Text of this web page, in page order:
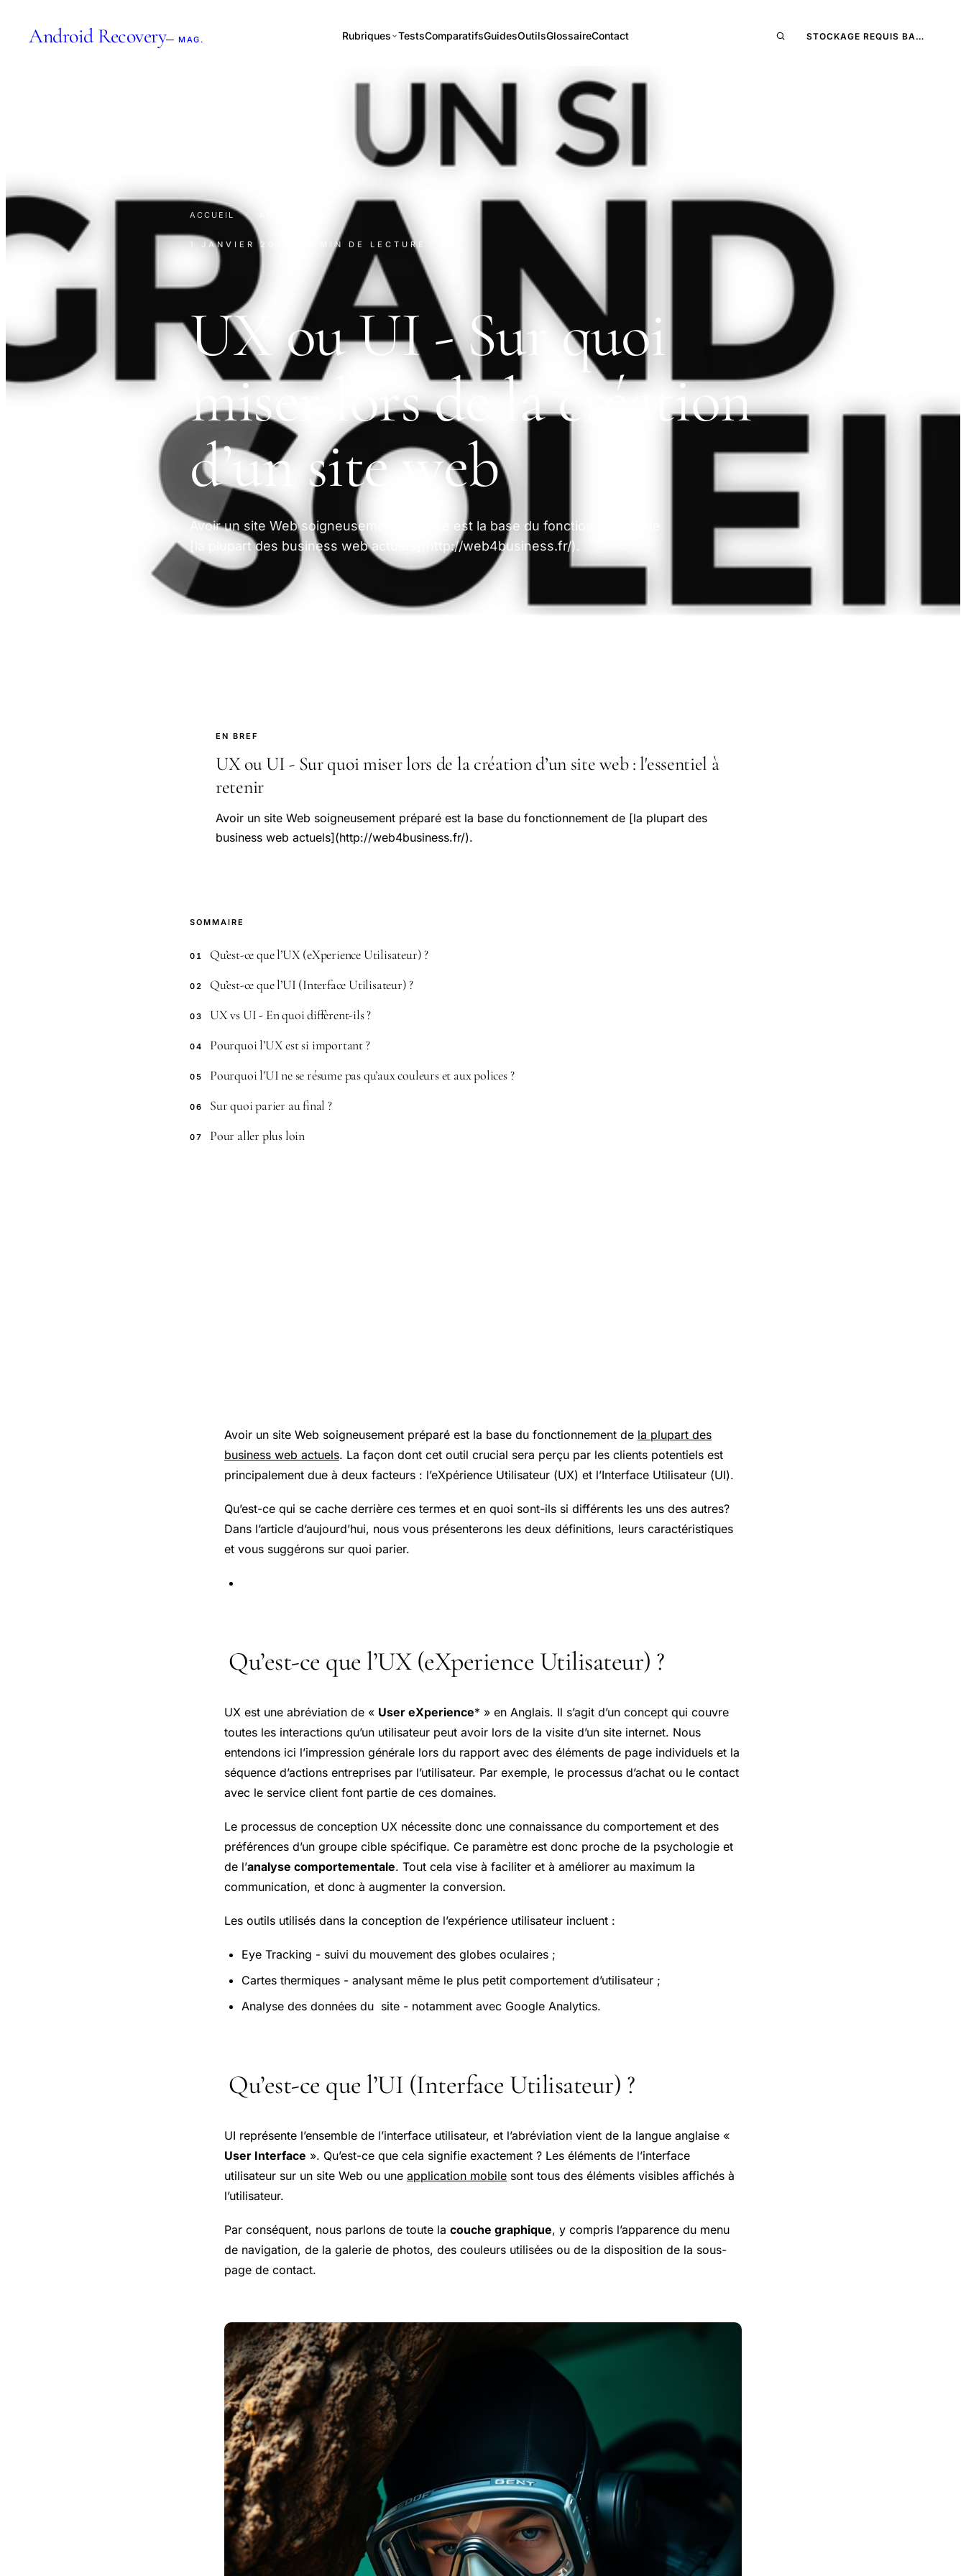
Android Recovery— MAG. Rubriques TestsComparatifsGuidesOutilsGlossaireContact STOCKAGE REQUIS BA…
ACCUEIL ·
1 JANVIER 2024 · 5 MIN DE LECTURE
UX ou UI - Sur quoi
miser lors de la création
d’un site web
Avoir un site Web soigneusement préparé est la base du fonctionnement de
[la plupart des business web actuels](http://web4business.fr/).
EN BREF
UX ou UI - Sur quoi miser lors de la création d’un site web : l'essentiel à
retenir
Avoir un site Web soigneusement préparé est la base du fonctionnement de [la plupart des
business web actuels](http://web4business.fr/).
SOMMAIRE
01 Qu’est-ce que l’UX (eXperience Utilisateur) ?
02 Qu’est-ce que l’UI (Interface Utilisateur) ?
03 UX vs UI - En quoi diffèrent-ils ?
04 Pourquoi l’UX est si important ?
05 Pourquoi l’UI ne se résume pas qu’aux couleurs et aux polices ?
06 Sur quoi parier au final ?
07 Pour aller plus loin
Avoir un site Web soigneusement préparé est la base du fonctionnement de la plupart des
business web actuels. La façon dont cet outil crucial sera perçu par les clients potentiels est
principalement due à deux facteurs : l’eXpérience Utilisateur (UX) et l’Interface Utilisateur (UI).
Qu’est-ce qui se cache derrière ces termes et en quoi sont-ils si différents les uns des autres?
Dans l’article d’aujourd’hui, nous vous présenterons les deux définitions, leurs caractéristiques
et vous suggérons sur quoi parier.
Qu’est-ce que l’UX (eXperience Utilisateur) ?
UX est une abréviation de « User eXperience* » en Anglais. Il s’agit d’un concept qui couvre
toutes les interactions qu’un utilisateur peut avoir lors de la visite d’un site internet. Nous
entendons ici l’impression générale lors du rapport avec des éléments de page individuels et la
séquence d’actions entreprises par l’utilisateur. Par exemple, le processus d’achat ou le contact
avec le service client font partie de ces domaines.
Le processus de conception UX nécessite donc une connaissance du comportement et des
préférences d’un groupe cible spécifique. Ce paramètre est donc proche de la psychologie et
de l’analyse comportementale. Tout cela vise à faciliter et à améliorer au maximum la
communication, et donc à augmenter la conversion.
Les outils utilisés dans la conception de l’expérience utilisateur incluent :
Eye Tracking - suivi du mouvement des globes oculaires ;
Cartes thermiques - analysant même le plus petit comportement d’utilisateur ;
Analyse des données du site - notamment avec Google Analytics.
Qu’est-ce que l’UI (Interface Utilisateur) ?
UI représente l’ensemble de l’interface utilisateur, et l’abréviation vient de la langue anglaise «
User Interface ». Qu’est-ce que cela signifie exactement ? Les éléments de l’interface
utilisateur sur un site Web ou une application mobile sont tous des éléments visibles affichés à
l’utilisateur.
Par conséquent, nous parlons de toute la couche graphique, y compris l’apparence du menu
de navigation, de la galerie de photos, des couleurs utilisées ou de la disposition de la sous-
page de contact.